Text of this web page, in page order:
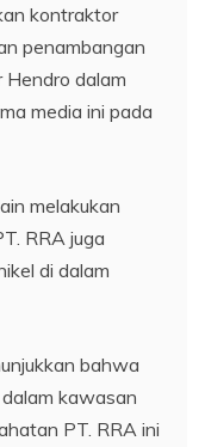
kontraktor
penambangan
Hendro dalam
media ini pada
melakukan
RRA juga
di dalam
bahwa
kawasan
PT. RRA ini